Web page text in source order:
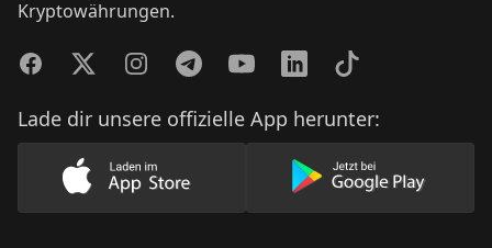
Kryptowährungen.
FacebookTwitterInstagramTelegramYouTubeLinkedInTikTok
Lade dir unsere offizielle App herunter:
Lade unsere App im AppStore herunter
Lade unsere